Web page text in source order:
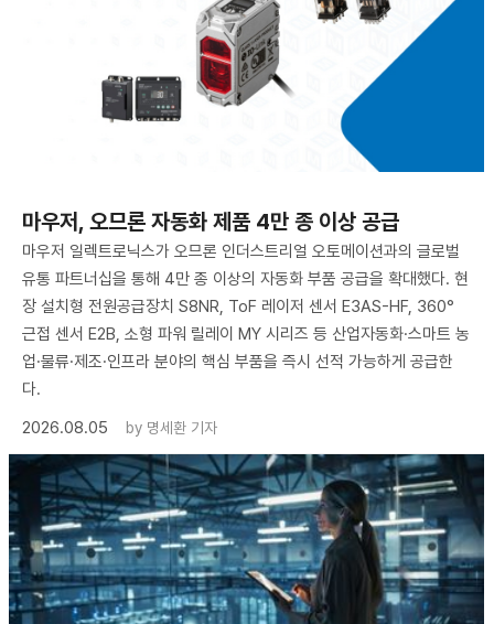
마우저, 오므론 자동화 제품 4만 종 이상 공급
마우저 일렉트로닉스가 오므론 인더스트리얼 오토메이션과의 글로벌
유통 파트너십을 통해 4만 종 이상의 자동화 부품 공급을 확대했다. 현
장 설치형 전원공급장치 S8NR, ToF 레이저 센서 E3AS-HF, 360°
근접 센서 E2B, 소형 파워 릴레이 MY 시리즈 등 산업자동화·스마트 농
업·물류·제조·인프라 분야의 핵심 부품을 즉시 선적 가능하게 공급한
다.
2026.08.05
by 명세환 기자